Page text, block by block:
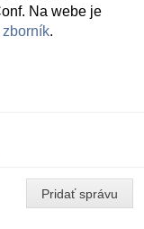
Na webe je
zborník.
Pridať správu